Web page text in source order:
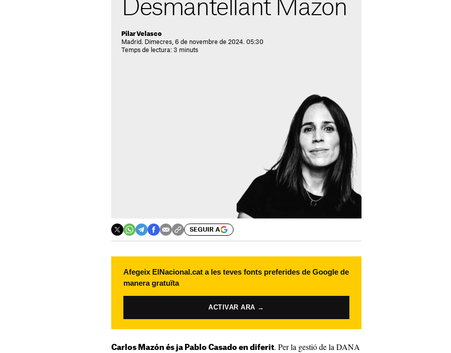
Desmantellant Mazón
Pilar Velasco
Madrid. Dimecres, 6 de novembre de 2024. 05:30
Temps de lectura: 3 minuts
SEGUIR A
Afegeix ElNacional.cat a les teves fonts preferides de Google de
manera gratuïta
ACTIVAR ARA →
Carlos Mazón és ja Pablo Casado en diferit. Per la gestió de la DANA